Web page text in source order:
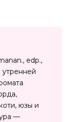
edp.,
юзы и
—